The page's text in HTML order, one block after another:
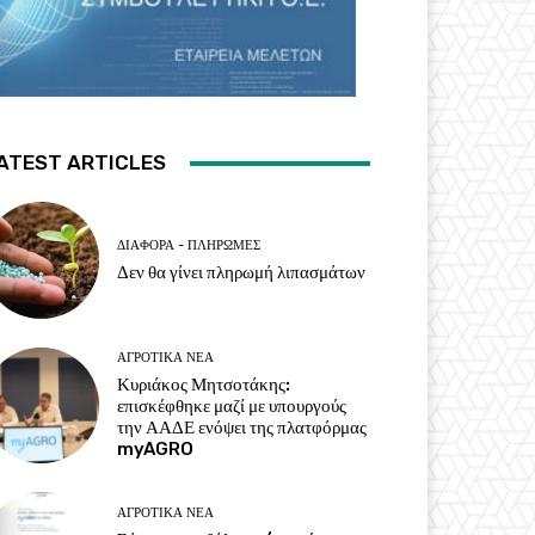
ARTICLES
ΔΙΆΦΟΡΑ - ΠΛΗΡΩΜΈΣ
Δεν θα γίνει πληρωμή λιπασμάτων
ΑΓΡΟΤΙΚΆ ΝΈΑ
Κυριάκος Μητσοτάκης:
επισκέφθηκε μαζί με υπουργούς
την ΑΑΔΕ ενόψει της πλατφόρμας
myAGRO
ΑΓΡΟΤΙΚΆ ΝΈΑ